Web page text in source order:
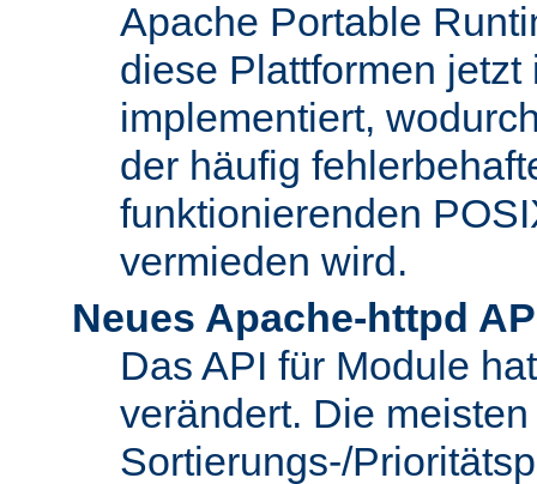
Apache Portable
diese Plattformen
implementiert,
der häufig
funktionierenden
vermieden wird.
Neues Apache-httpd
Das API für Module
verändert. Die
Sortierungs-/